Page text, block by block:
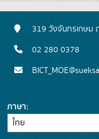
319 วังจันทรเกษม
02 280 0378
ภาษา